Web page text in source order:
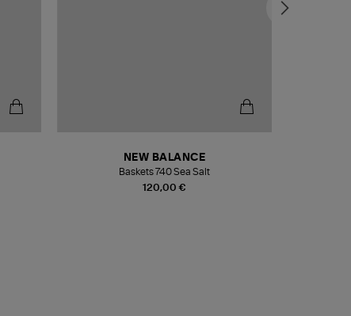
120,00 €
NEW BALANCE
Baskets 740 Sea Salt